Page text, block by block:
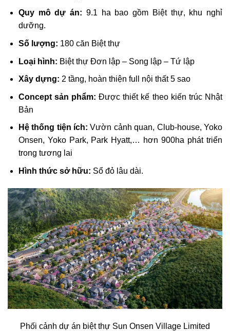
Quy mô dự án: 9.1 ha bao gồm Biệt thự, khu nghỉ
dưỡng.
Số lượng: 180 căn Biệt thự
Loại hình: Biệt thự Đơn lập – Song lập – Tứ lập
Xây dựng: 2 tầng, hoàn thiện full nội thất 5 sao
Concept sản phẩm: Được thiết kế theo kiến trúc Nhật
Bản
Hệ thống tiện ích: Vườn cảnh quan, Club-house, Yoko
Onsen, Yoko Park, Park Hyatt,… hơn 900ha phát triển
trong tương lai
Hình thức sở hữu: Sổ đỏ lâu dài.
Phối cảnh dự án biệt thự Sun Onsen Village Limited